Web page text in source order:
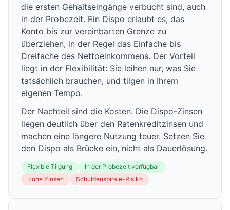
die ersten Gehaltseingänge verbucht sind, auch
in der Probezeit. Ein Dispo erlaubt es, das
Konto bis zur vereinbarten Grenze zu
überziehen, in der Regel das Einfache bis
Dreifache des Nettoeinkommens. Der Vorteil
liegt in der Flexibilität: Sie leihen nur, was Sie
tatsächlich brauchen, und tilgen in Ihrem
eigenen Tempo.
Der Nachteil sind die Kosten. Die Dispo-Zinsen
liegen deutlich über den Ratenkreditzinsen und
machen eine längere Nutzung teuer. Setzen Sie
den Dispo als Brücke ein, nicht als Dauerlösung.
Flexible Tilgung
In der Probezeit verfügbar
Hohe Zinsen
Schuldenspirale-Risiko